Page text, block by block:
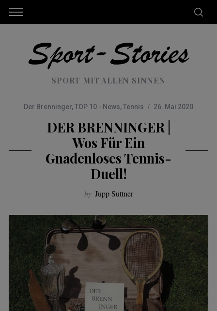
SPORT MIT ALLEN SINNEN
Der Brenninger,TOP 10 - News,Tennis 26. Mai 2020
DER BRENNINGER |
Wos Für Ein
Gnadenloses Tennis-
Duell!
by Jupp Suttner